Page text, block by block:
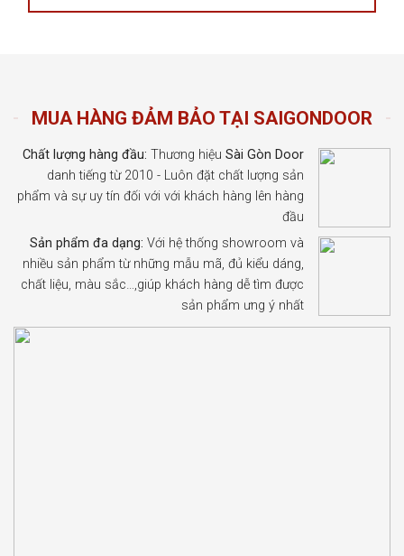
MUA HÀNG ĐẢM BẢO TẠI SAIGONDOOR
Chất lượng hàng đầu: Thương hiệu Sài Gòn Door
danh tiếng từ 2010 - Luôn đặt chất lượng sản
phẩm và sự uy tín đối với với khách hàng lên hàng
đầu
Sản phẩm đa dạng: Với hệ thống showroom và
nhiều sản phẩm từ những mẫu mã, đủ kiểu dáng,
chất liệu, màu sắc…,giúp khách hàng dễ tìm được
sản phẩm ưng ý nhất